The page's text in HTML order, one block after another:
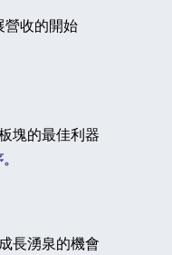
收的開始
塊的最佳利器
長湧泉的機會